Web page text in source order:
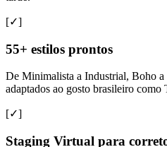
[✓]
55+ estilos prontos
De Minimalista a Industrial, Boho
adaptados ao gosto brasileiro como
[✓]
Staging Virtual para